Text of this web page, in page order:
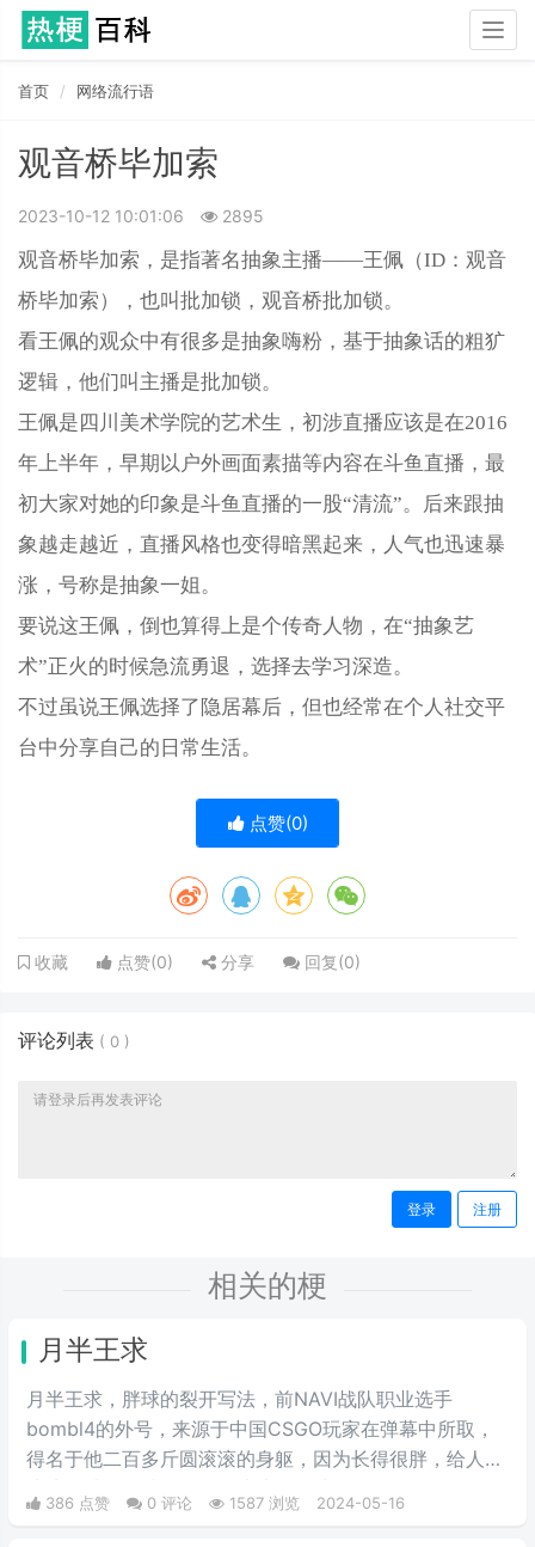
首页 网络流行语
观音桥毕加索
2023-10-12 10:01:06 2895
观音桥毕加索，是指著名抽象主播——王佩（ID：观音
桥毕加索），也叫批加锁，观音桥批加锁。
看王佩的观众中有很多是抽象嗨粉，基于抽象话的粗犷
逻辑，他们叫主播是批加锁。
王佩是四川美术学院的艺术生，初涉直播应该是在2016
年上半年，早期以户外画面素描等内容在斗鱼直播，最
初大家对她的印象是斗鱼直播的一股“清流”。后来跟抽
象越走越近，直播风格也变得暗黑起来，人气也迅速暴
涨，号称是抽象一姐。
要说这王佩，倒也算得上是个传奇人物，在“抽象艺
术”正火的时候急流勇退，选择去学习深造。
不过虽说王佩选择了隐居幕后，但也经常在个人社交平
台中分享自己的日常生活。
点赞(0)
收藏 点赞(0) 分享 回复(0)
评论列表 ( 0 )
登录 注册
相关的梗
月半王求
月半王求，胖球的裂开写法，前NAVI战队职业选手
bombl4的外号，来源于中国CSGO玩家在弹幕中所取，
得名于他二百多斤圆滚滚的身躯，因为长得很胖，给人圆
386 点赞 0 评论 1587 浏览 2024-05-16